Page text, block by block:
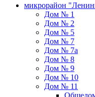
микрорайон
Дом № 1
Дом № 2
Дом № 5
Дом № 7
Дом № 7а
Дом № 8
Дом № 9
Дом № 10
Дом № 11